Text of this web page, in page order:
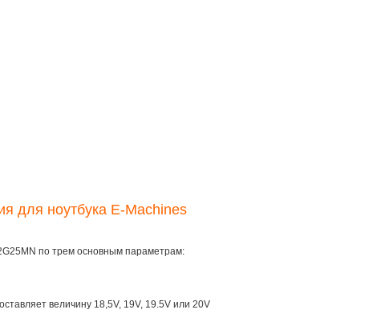
для ноутбука E-Machines
по трем основным параметрам:
величину 18,5V, 19V, 19.5V или 20V